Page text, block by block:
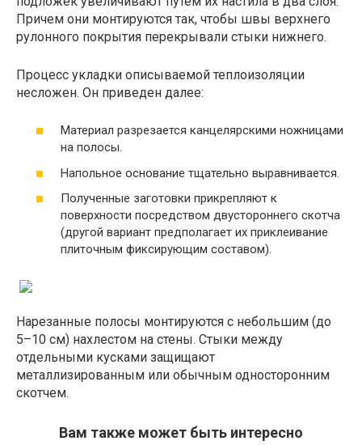
Причем они монтируются так, чтобы швы верхнего
рулонного покрытия перекрывали стыки нижнего.
Процесс укладки описываемой теплоизоляции
несложен. Он приведен далее:
Материал разрезается канцелярскими ножницами
на полосы.
Напольное основание тщательно выравнивается.
Полученные заготовки прикрепляют к
поверхности посредством двустороннего скотча
(другой вариант предполагает их приклеивание
плиточным фиксирующим составом).
Нарезанные полосы монтируются с небольшим (до
5–10 см) нахлестом на стены. Стыки между
отдельными кусками защищают
металлизированным или обычным односторонним
скотчем.
Вам также может быть интересно